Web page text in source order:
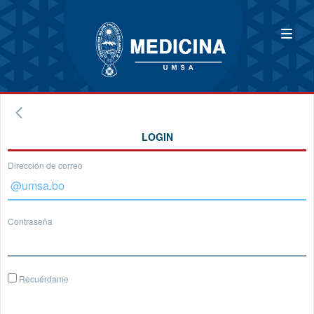
LOGIN
Dirección de correo
Contraseña
Recuérdame